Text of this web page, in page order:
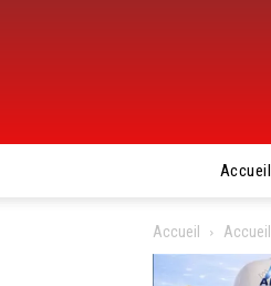
Accueil
Accueil Accueil